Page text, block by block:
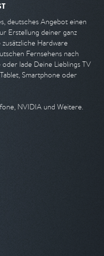
deutsches Angebot einen
Erstellung deiner ganz
Hardware
Fernsehens nach
lade Deine Lieblings TV
Smartphone oder
NVIDIA und Weitere.